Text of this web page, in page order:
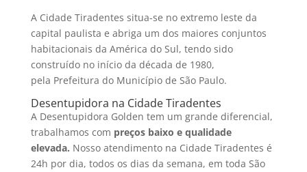
A Cidade Tiradentes situa-se no extremo leste da
capital paulista e abriga um dos maiores conjuntos
habitacionais da América do Sul, tendo sido
construído no início da década de 1980,
pela Prefeitura do Município de São Paulo.
Desentupidora na Cidade Tiradentes
A Desentupidora Golden tem um grande diferencial,
trabalhamos com preços baixo e qualidade
elevada. Nosso atendimento na Cidade Tiradentes é
24h por dia, todos os dias da semana, em toda São